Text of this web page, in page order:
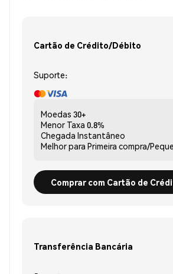
Cartão de Crédito/Débito
Suporte:
Moedas 30+
Menor Taxa 0.8%
Chegada Instantâneo
Melhor para Primeira compra/
Comprar com Cartão de
Transferência Bancária